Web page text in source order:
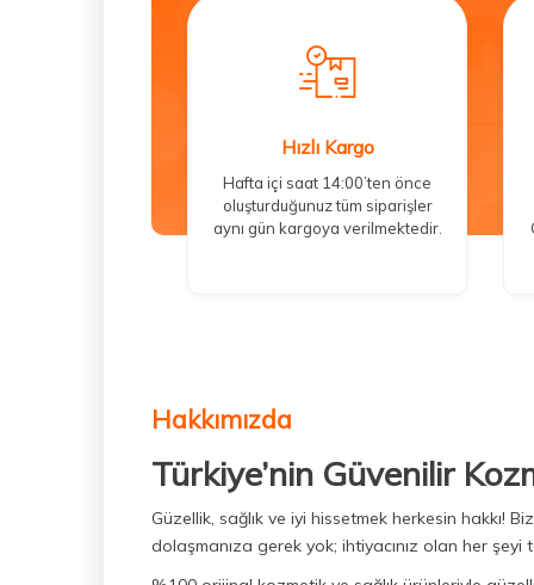
Hızlı Kargo
Hafta içi saat 14:00’ten önce
oluşturduğunuz tüm siparişler
aynı gün kargoya verilmektedir.
Hakkımızda
Türkiye’nin Güvenilir
Güzellik, sağlık ve iyi hissetmek herkesin hakkı!
dolaşmanıza gerek yok; ihtiyacınız olan her şeyi